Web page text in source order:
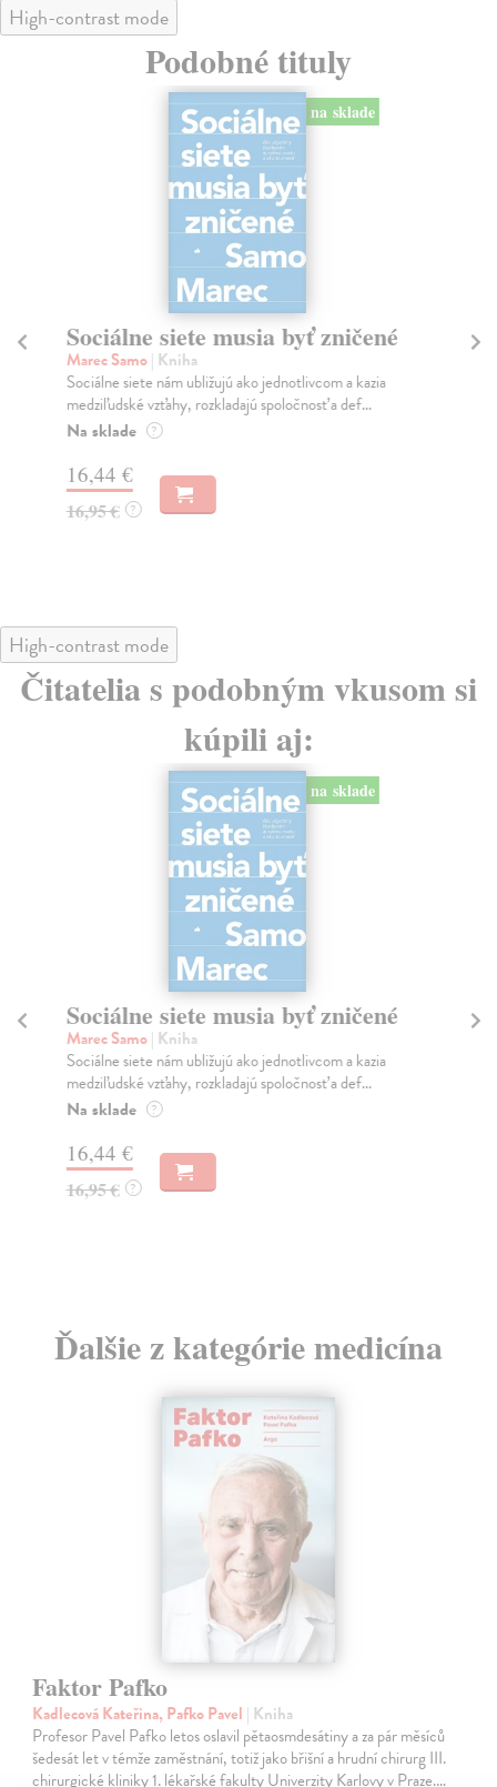
High-contrast mode
Podobné tituly
na sklade
Sociálne siete musia byť zničené
Marec Samo| Kniha
Sociálne siete nám ubližujú ako jednotlivcom a kazia
medziľudské vzťahy, rozkladajú spoločnosť a def...
Na sklade ?
16,44 €
16,95 € ?
High-contrast mode
Čitatelia s podobným vkusom si
kúpili aj:
byť zničené
jednotlivcom a kazia
spoločnosť a def...
Slovensko. Odkiaľ
Kým sme. Kam kráčame.
Mikloško František| Kniha
Monograficky spracovaná publikácia
Ďalšie z kategórie medicína
Faktor Pafko
Kadlecová Kateřina, Pafko Pavel | Kniha
Profesor Pavel Pafko letos oslavil pětaosmdesátiny a za pár měsíců
šedesát let v témže zaměstnání, totiž jako břišní a hrudní chirurg III.
chirurgické kliniky 1. lékařské fakulty Univerzity Karlovy v Praze.…